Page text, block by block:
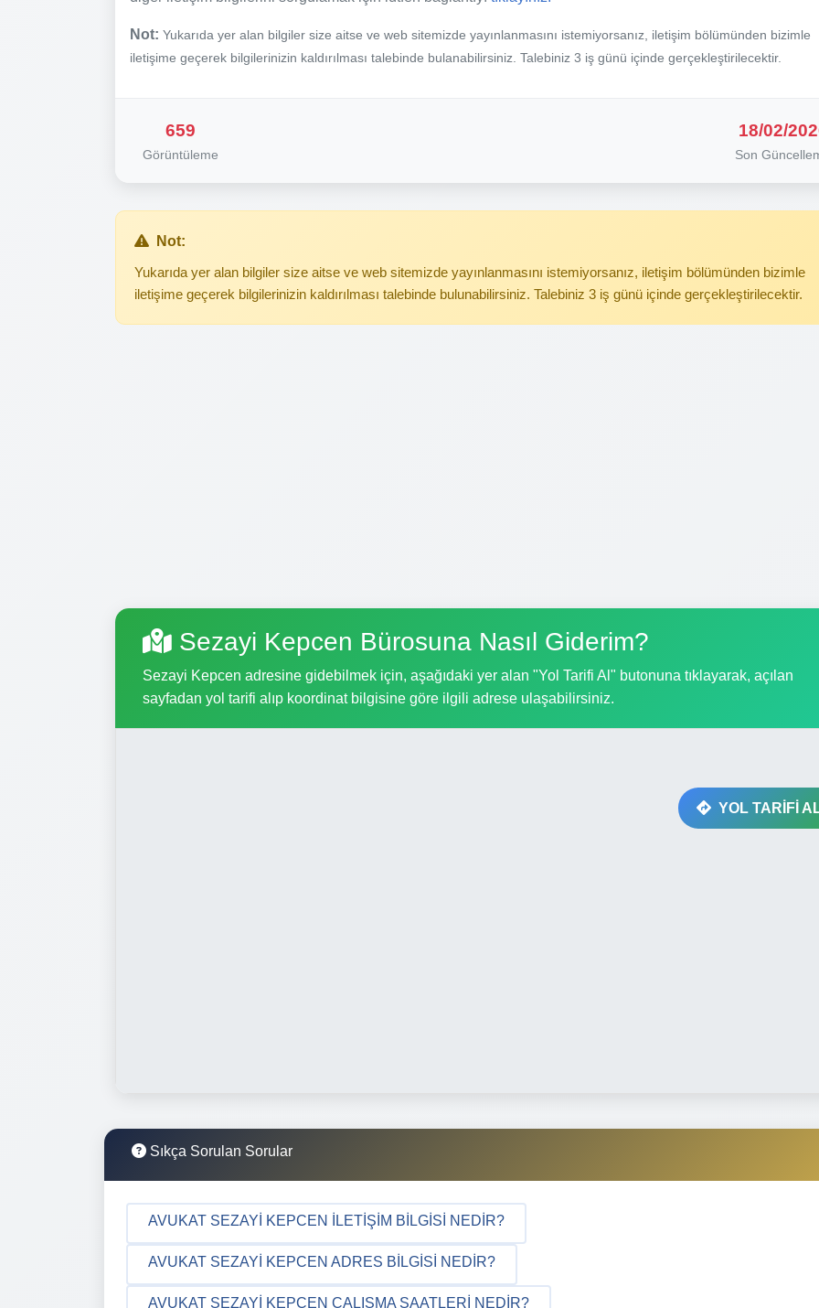
Not: Yukarıda yer alan bilgiler size aitse ve web sitemizde yayınlanmasını istemiyorsanız, iletişim bölümünden bizimle
iletişime geçerek bilgilerinizin kaldırılması talebinde bulanabilirsiniz. Talebiniz 3 iş günü içinde gerçekleştirilecektir.
659
Görüntüleme
18/02/
Son
Not:
Yukarıda yer alan bilgiler size aitse ve web sitemizde yayınlanmasını istemiyorsanız, iletişim bölümünden bizimle
iletişime geçerek bilgilerinizin kaldırılması talebinde bulunabilirsiniz. Talebiniz 3 iş günü içinde gerçekleştirilecektir.
Sezayi Kepcen Bürosuna Nasıl Giderim?
Sezayi Kepcen adresine gidebilmek için, aşağıdaki yer alan "Yol Tarifi Al" butonuna tıklayarak, açılan
sayfadan yol tarifi alıp koordinat bilgisine göre ilgili adrese ulaşabilirsiniz.
YOL TARİFİ
Sıkça Sorulan Sorular
AVUKAT SEZAYI KEPCEN İLETIŞIM BILGISI NEDIR?
AVUKAT SEZAYI KEPCEN ADRES BILGISI NEDIR?
AVUKAT SEZAYI KEPCEN ÇALIŞMA SAATLERI NEDIR?